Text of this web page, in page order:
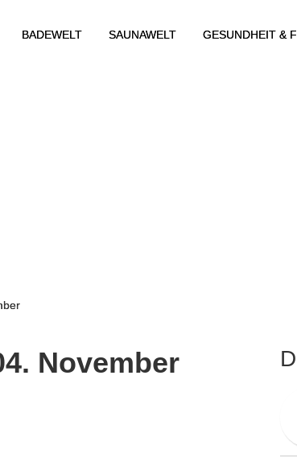
BADEWELT SAUNAWELT GESUNDHEIT &
November